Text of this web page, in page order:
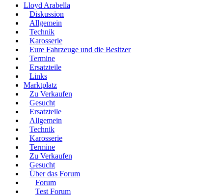
Lloyd Arabella
Diskussion
Allgemein
Technik
Karosserie
Eure Fahrzeuge und die Besitzer
Termine
Ersatzteile
Links
Marktplatz
Zu Verkaufen
Gesucht
Ersatzteile
Allgemein
Technik
Karosserie
Termine
Zu Verkaufen
Gesucht
Über das Forum
Forum
Test Forum